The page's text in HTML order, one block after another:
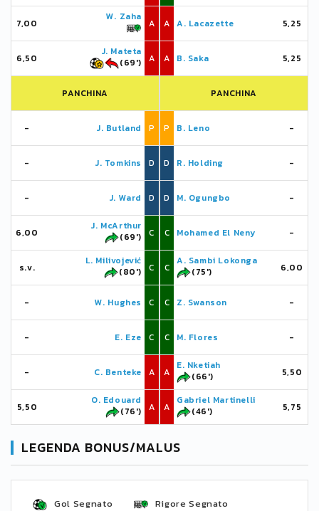
7,00
W. Zaha
A
6,50
J. Mateta
(69')
A
PANCHINA
- J. Butland P
- J. Tomkins D
- J. Ward D
6,00
J. McArthur
(69')
C
s.v.
L. Milivojević
(80')
C
- W. Hughes C
- E. Eze C
- C. Benteke A
5,50
O. Edouard
(76')
A
A A. Lacazette 5,25
A B. Saka 5,25
PANCHINA
P B. Leno -
D R. Holding -
D M. Ogungbo -
C Mohamed El Neny -
C
A. Sambi Lokonga
(75')
6,00
C Z. Swanson -
C M. Flores -
A
E. Nketiah
(66')
5,50
A
Gabriel Martinelli
(46')
5,75
LEGENDA BONUS/MALUS
Gol Segnato
Rigore Segnato